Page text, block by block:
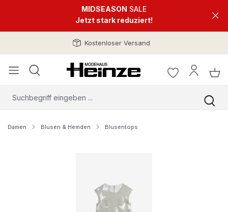
MIDSEASON SALE
Jetzt stark reduziert!
Kostenloser Versand
Damen Blusen & Hemden Blusentops